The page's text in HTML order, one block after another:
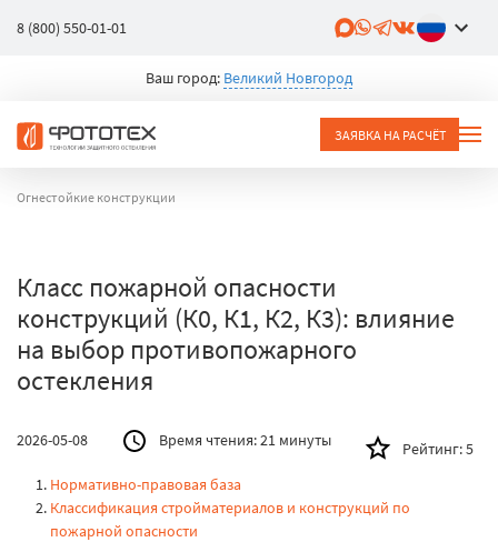
8 (800) 550-01-01
Ваш город: Великий Новгород
ЗАЯВКА НА РАСЧЁТ
Огнестойкие конструкции
Класс пожарной опасности
конструкций (К0, К1, К2, К3): влияние
на выбор противопожарного
остекления
2026-05-08 Время чтения:21 минуты Рейтинг:5
Нормативно-правовая база
Классификация стройматериалов и конструкций по
пожарной опасности